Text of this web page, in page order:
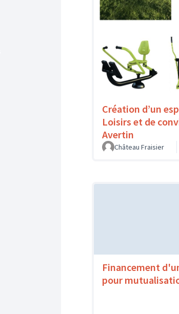
Création d’un
Loisirs et de
Avertin
Château Fraisier
Financement
pour